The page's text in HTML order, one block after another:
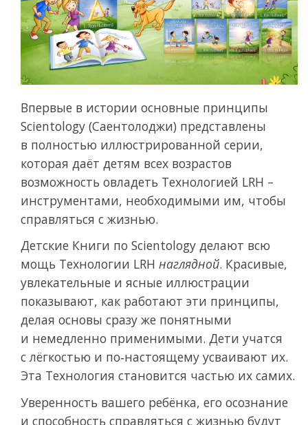
Впервые в истории основные принципы
Scientology (Саентолоджи) представлены
в полностью иллюстрированной серии,
которая даёт детям всех возрастов
возможность овладеть Технологией LRH –
инструментами, необходимыми им, чтобы
справляться с жизнью.
Детские Книги по Scientology делают всю
мощь Технологии LRH наглядной. Красивые,
увлекательные и ясные иллюстрации
показывают, как работают эти принципы,
делая основы сразу же понятными
и немедленно применимыми. Дети учатся
с лёгкостью и по‑настоящему усваивают их.
Эта Технология становится частью их самих.
Уверенность вашего ребёнка, его осознание
и способность справляться с жизнью будут